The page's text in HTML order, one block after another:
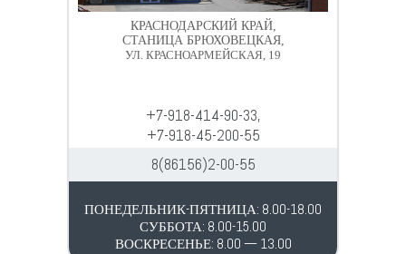
КРАСНОДАРСКИЙ КРАЙ,
СТАНИЦА БРЮХОВЕЦКАЯ,
УЛ. КРАСНОАРМЕЙСКАЯ, 19
+7-918-414-90-33,
+7-918-45-200-55
8(86156)2-00-55
ПОНЕДЕЛЬНИК-ПЯТНИЦА: 8.00-18.00
СУББОТА: 8.00-15.00
ВОСКРЕСЕНЬЕ: 8.00 — 13.00